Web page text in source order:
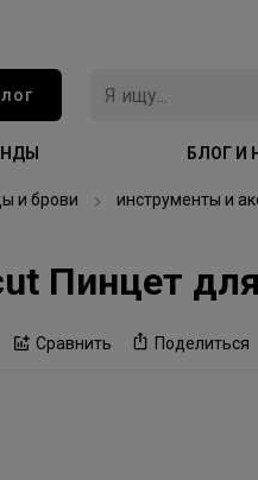
БЛОГ И
и брови инструменты и
Пинцет
Сравнить Поделиться